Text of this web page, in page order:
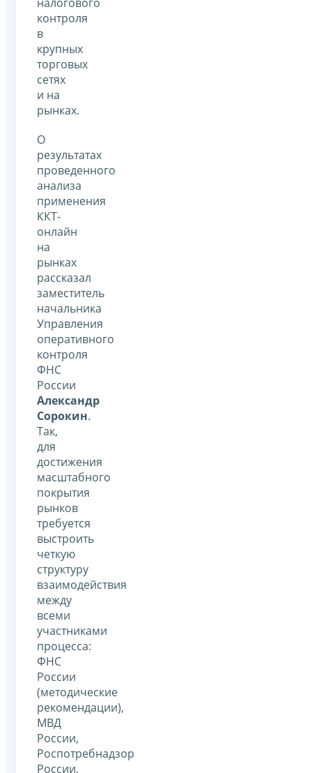
контроля
в
крупных
торговых
сетях
и на
рынках.
О
результатах
проведенного
анализа
применения
ККТ-
онлайн
на
рынках
рассказал
заместитель
начальника
Управления
оперативного
контроля
ФНС
России
Александр
Сорокин.
Так,
для
достижения
масштабного
покрытия
рынков
требуется
выстроить
четкую
структуру
взаимодействия
между
всеми
участниками
процесса:
ФНС
России
(методические
рекомендации),
МВД
России,
Роспотребнадзор
России,